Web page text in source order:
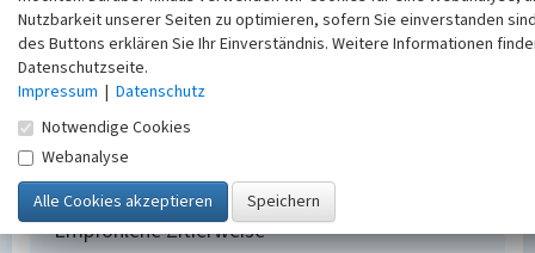
Denkmalpflege
Erfassungsmaßstab
Keine Angabe
Erfassungsmethode
Übernahme aus externer Fachdatenbank
Empfohlene Zitierweise
Nutzbarkeit unserer Seiten zu optimieren, sofern Sie einverstanden
des Buttons erklären Sie Ihr Einverständnis. Weitere Informationen
Datenschutzseite.
Impressum | Datenschutz
Notwendige Cookies
Webanalyse